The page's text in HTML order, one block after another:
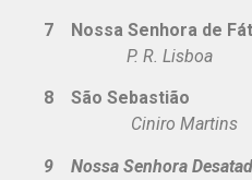
7 Nossa Senhora de
P. R.
8 São Sebastião
Ciniro
9 Nossa Senhora